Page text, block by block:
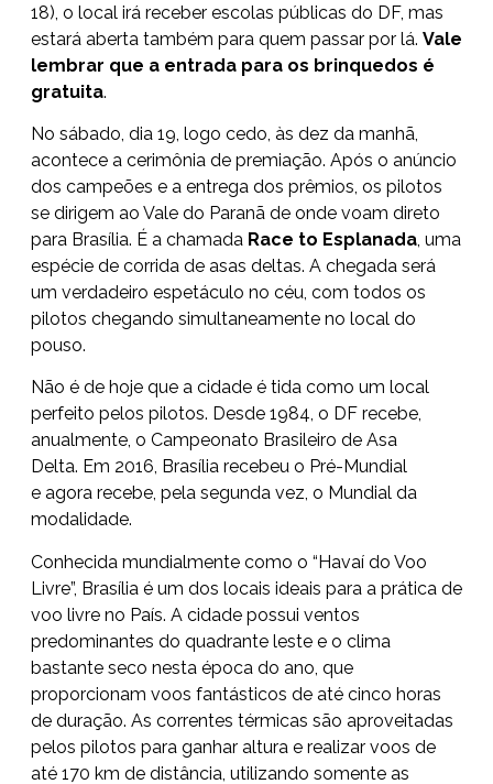
18), o local irá receber escolas públicas do DF, mas
estará aberta também para quem passar por lá. Vale
lembrar que a entrada para os brinquedos é
gratuita.
No sábado, dia 19, logo cedo, às dez da manhã,
acontece a cerimônia de premiação. Após o anúncio
dos campeões e a entrega dos prêmios, os pilotos
se dirigem ao Vale do Paranã de onde voam direto
para Brasília. É a chamada Race to Esplanada, uma
espécie de corrida de asas deltas. A chegada será
um verdadeiro espetáculo no céu, com todos os
pilotos chegando simultaneamente no local do
pouso.
Não é de hoje que a cidade é tida como um local
perfeito pelos pilotos. Desde 1984, o DF recebe,
anualmente, o Campeonato Brasileiro de Asa
Delta. Em 2016, Brasília recebeu o Pré-Mundial
e agora recebe, pela segunda vez, o Mundial da
modalidade.
Conhecida mundialmente como o “Havaí do Voo
Livre”, Brasília é um dos locais ideais para a prática de
voo livre no País. A cidade possui ventos
predominantes do quadrante leste e o clima
bastante seco nesta época do ano, que
proporcionam voos fantásticos de até cinco horas
de duração. As correntes térmicas são aproveitadas
pelos pilotos para ganhar altura e realizar voos de
até 170 km de distância, utilizando somente as